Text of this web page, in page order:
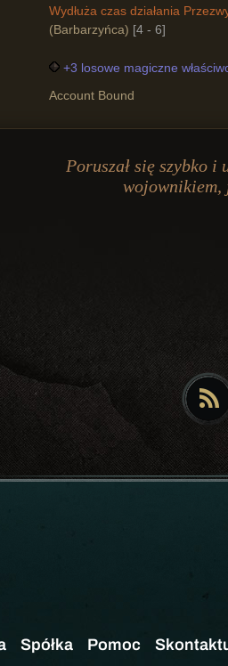
Wydłuża czas działania
(Barbarzyńca) [4 - 6]
+3 losowe magiczne
Account Bound
Poruszał się szybko i
wojownikiem,